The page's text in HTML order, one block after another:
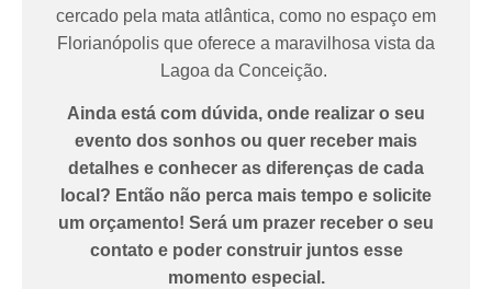
cercado pela mata atlântica, como no espaço em
Florianópolis que oferece a maravilhosa vista da
Lagoa da Conceição.
Ainda está com dúvida, onde realizar o seu
evento dos sonhos ou quer receber mais
detalhes e conhecer as diferenças de cada
local? Então não perca mais tempo e solicite
um orçamento! Será um prazer receber o seu
contato e poder construir juntos esse
momento especial.